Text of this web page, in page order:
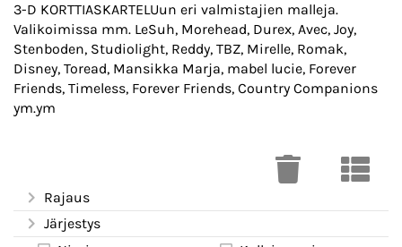
3-D KORTTIASKARTELUun eri valmistajien malleja.
Valikoimissa mm. LeSuh, Morehead, Durex, Avec, Joy,
Stenboden, Studiolight, Reddy, TBZ, Mirelle, Romak,
Disney, Toread, Mansikka Marja, mabel lucie, Forever
Friends, Timeless, Forever Friends, Country Companions
ym.ym
Rajaus
Järjestys